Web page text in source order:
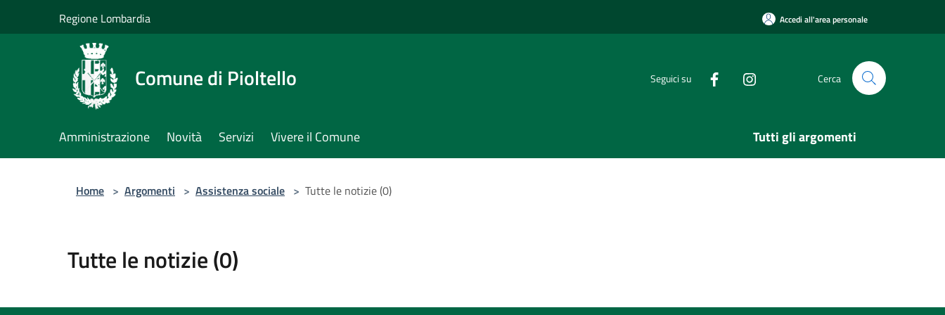
Regione Lombardia Accedi all'area personale
Comune di Pioltello Seguici su Cerca
Amministrazione Novità Servizi Vivere il Comune Tutti gli argomenti
Home > Argomenti > Assistenza sociale > Tutte le notizie (0)
Tutte le notizie (0)